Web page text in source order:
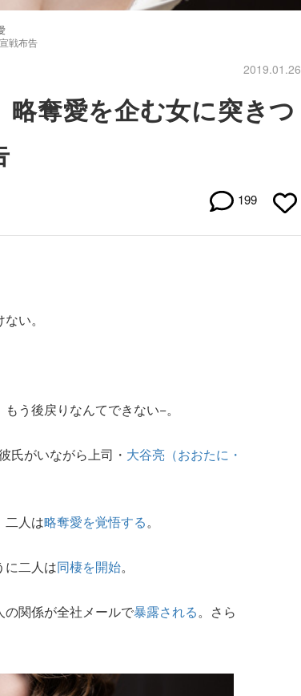
戦布告
2019.01.26
略奪愛を企む女に突きつ
199
い。
う後戻りなんてできない−。
氏がいながら上司・ 大谷亮（おおたに・
二人は略奪愛を覚悟する。
に二人は同棲を開始。
の関係が全社メールで暴露される。さら